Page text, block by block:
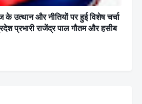
उत्थान और नीतियों पर हुई विशेष चर्चा
प्रभारी राजेंद्र पाल गौतम और हसीब